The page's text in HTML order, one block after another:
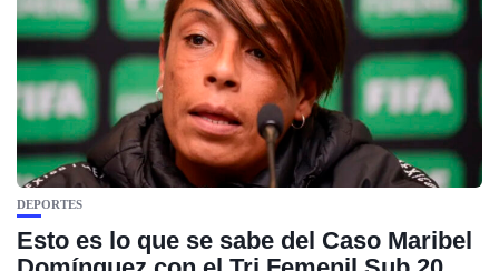
DEPORTES
Esto es lo que se sabe del Caso Maribel